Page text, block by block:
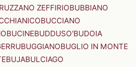
ZEFFIRIOBUBBIANO
BUCCIANO
BUCINEBUDDUSO'BUDOIA
BUGGIANOBUGLIO IN MONTE
BUJABULCIAGO